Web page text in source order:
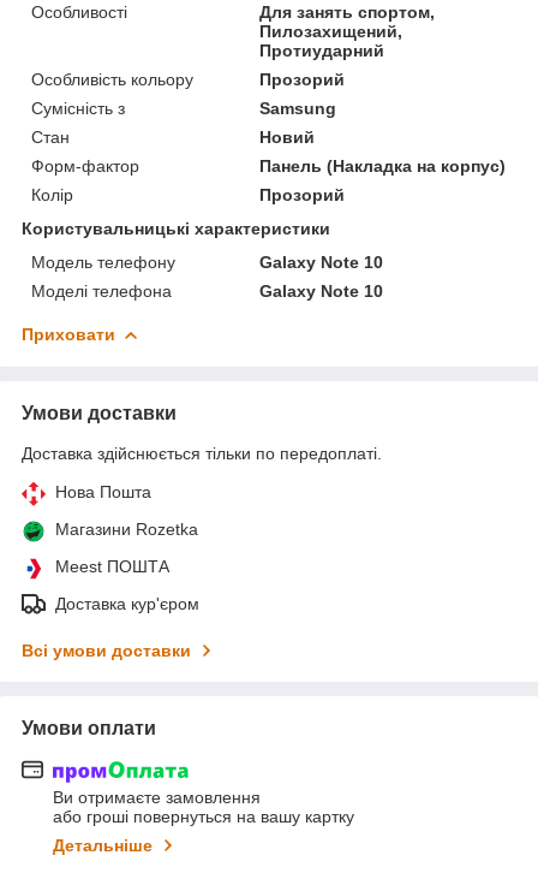
Особливості
Для занять спортом,
Пилозахищений,
Протиударний
Особливість кольору
Прозорий
Сумісність з
Samsung
Стан
Новий
Форм-фактор
Панель (Накладка на корпус)
Колір
Прозорий
Користувальницькі характеристики
Модель телефону
Galaxy Note 10
Моделі телефона
Galaxy Note 10
Приховати
Умови доставки
Доставка здійснюється тільки по передоплаті.
Нова Пошта
Магазини Rozetka
Meest ПОШТА
Доставка кур'єром
Всі умови доставки
Умови оплати
Ви отримаєте замовлення
або гроші повернуться на вашу картку
Детальніше